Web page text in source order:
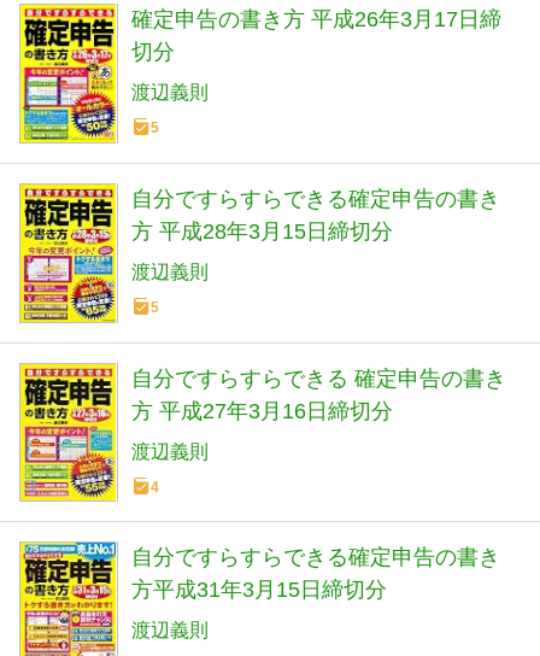
確定申告の書き方 平成26年3月17日締
切分
渡辺義則
5
自分ですらすらできる確定申告の書き
方 平成28年3月15日締切分
渡辺義則
5
自分ですらすらできる 確定申告の書き
方 平成27年3月16日締切分
渡辺義則
4
自分ですらすらできる確定申告の書き
方平成31年3月15日締切分
渡辺義則